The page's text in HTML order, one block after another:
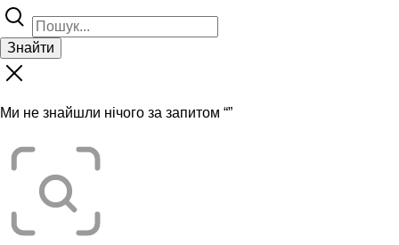
Знайти
Ми не знайшли нічого за запитом “”